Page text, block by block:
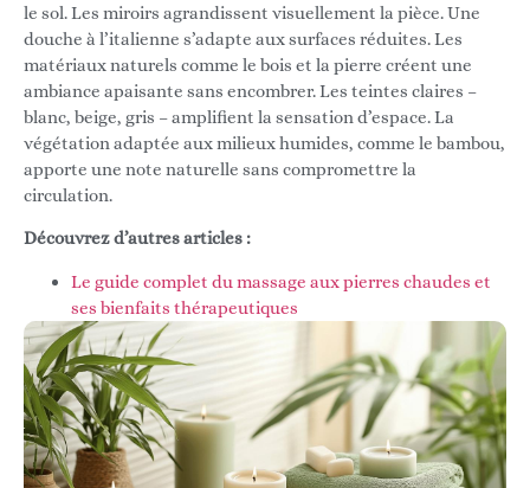
le sol. Les miroirs agrandissent visuellement la pièce. Une
douche à l’italienne s’adapte aux surfaces réduites. Les
matériaux naturels comme le bois et la pierre créent une
ambiance apaisante sans encombrer. Les teintes claires –
blanc, beige, gris – amplifient la sensation d’espace. La
végétation adaptée aux milieux humides, comme le bambou,
apporte une note naturelle sans compromettre la
circulation.
Découvrez d’autres articles :
Le guide complet du massage aux pierres chaudes et
ses bienfaits thérapeutiques